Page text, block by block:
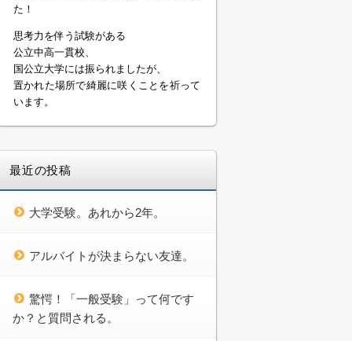
た！
思考力を伴う試験がある
公立中高一貫校、
国公立大学には振られましたが、
置かれた場所で綺麗に咲くことを祈って
います。
最近の投稿
大学受験。あれから2年。
アルバイトが決まらない友達。
驚愕！「一般受験」って何です
か？と質問される。